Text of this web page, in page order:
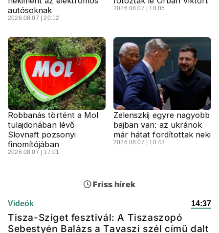
autósoknak
2026.08.07 | 20:12
2026.08.07 | 18:05
Robbanás történt a Mol
tulajdonában lévő
Slovnaft pozsonyi
finomítójában
2026.08.07 | 17:01
Zelenszkij egyre nagyobb
bajban van: az ukránok
már hátat fordítottak neki
2026.08.07 | 10:43
Friss hírek
Videók 14:37
Tisza-Sziget fesztivál: A Tiszaszopó
Sebestyén Balázs a Tavaszi szél című dalt